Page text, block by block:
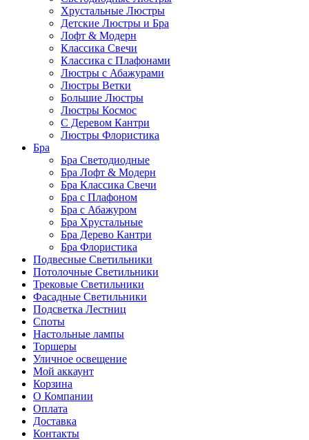
Хрустальные Люстры
Детские Люстры и Бра
Лофт & Модерн
Классика Свечи
Классика с Плафонами
Люстры с Абажурами
Люстры Ветки
Большие Люстры
Люстры Космос
С Деревом Кантри
Люстры Флористика
Бра
Бра Светодиодные
Бра Лофт & Модерн
Бра Классика Свечи
Бра с Плафоном
Бра с Абажуром
Бра Хрустальные
Бра Дерево Кантри
Бра Флористика
Подвесные Светильники
Потолочные Светильники
Трековые Светильники
Фасадные Светильники
Подсветка Лестниц
Споты
Настольные лампы
Торшеры
Уличное освещение
Мой аккаунт
Корзина
О Компании
Оплата
Доставка
Контакты